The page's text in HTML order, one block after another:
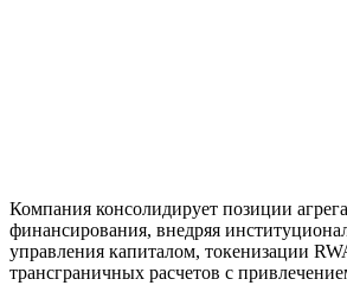
Компания консолидирует позиции
финансирования, внедряя
управления капиталом, токенизации
трансграничных расчетов с